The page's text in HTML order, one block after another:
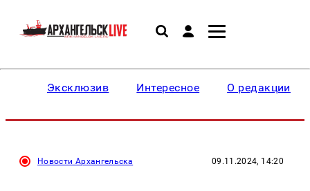
Эксклюзив Интересное О редакции
Новости Архангельска 09.11.2024, 14:20